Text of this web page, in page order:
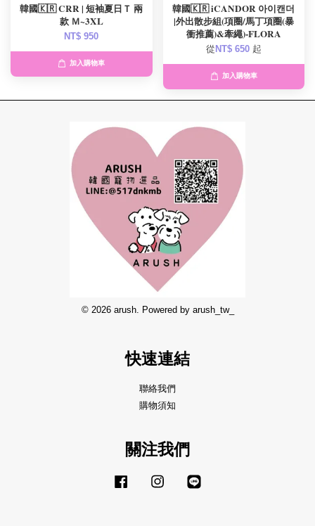
韓國🇰🇷 CRR | 短袖夏日Ｔ 兩
款 Ｍ~3XL
NT$ 950
加入購物車
韓國🇰🇷 iCANDOR 아이캔더
|外出散步組(項圈/馬丁項圈(暴
衝推薦)&牽繩)-FLORA
從NT$ 650 起
加入購物車
© 2026 arush. Powered by arush_tw_
快速連結
聯絡我們
購物須知
關注我們
Facebook Instagram